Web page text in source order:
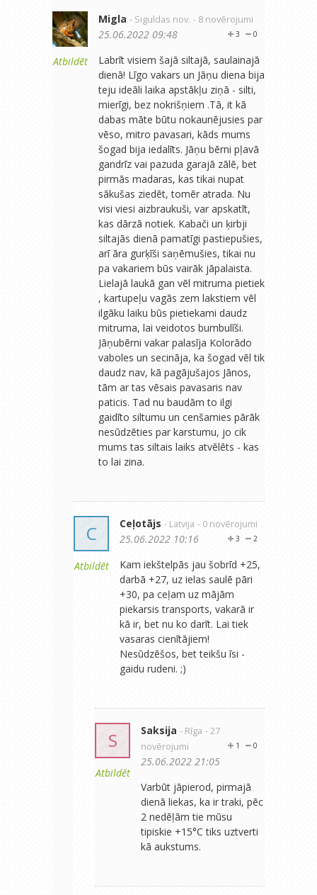
Atbildēt
Migla - Siguldas nov. - 8 novērojumi
0
3
25.06.2022 09:48
Labrīt visiem šajā siltajā, saulainajā
dienā! Līgo vakars un Jāņu diena bija
teju ideāli laika apstākļu ziņā - silti,
mierīgi, bez nokrišņiem .Tā, it kā
dabas māte būtu nokaunējusies par
vēso, mitro pavasari, kāds mums
šogad bija iedalīts. Jāņu bērni pļavā
gandrīz vai pazuda garajā zālē, bet
pirmās madaras, kas tikai nupat
sākušas ziedēt, tomēr atrada. Nu
visi viesi aizbraukuši, var apskatīt,
kas dārzā notiek. Kabači un ķirbji
siltajās dienā pamatīgi pastiepušies,
arī āra gurķīši saņēmušies, tikai nu
pa vakariem būs vairāk jāpalaista.
Lielajā laukā gan vēl mitruma pietiek
, kartupeļu vagās zem lakstiem vēl
ilgāku laiku būs pietiekami daudz
mitruma, lai veidotos bumbulīši.
Jāņubērni vakar palasīja Kolorādo
vaboles un secināja, ka šogad vēl tik
daudz nav, kā pagājušajos Jānos,
tām ar tas vēsais pavasaris nav
paticis. Tad nu baudām to ilgi
gaidīto siltumu un cenšamies pārāk
nesūdzēties par karstumu, jo cik
mums tas siltais laiks atvēlēts - kas
to lai zina.
C
Atbildēt
Ceļotājs - Latvija - 0 novērojumi
2
3
25.06.2022 10:16
Kam iekštelpās jau šobrīd +25,
darbā +27, uz ielas saulē pāri
+30, pa ceļam uz mājām
piekarsis transports, vakarā ir
kā ir, bet nu ko darīt. Lai tiek
vasaras cienītājiem!
Nesūdzēšos, bet teikšu īsi -
gaidu rudeni. ;)
S
Atbildēt
Saksija - Rīga - 27
novērojumi
0
1
25.06.2022 21:05
Varbūt jāpierod, pirmajā
dienā liekas, ka ir traki, pēc
2 nedēļām tie mūsu
tipiskie +15°C tiks uztverti
kā aukstums.